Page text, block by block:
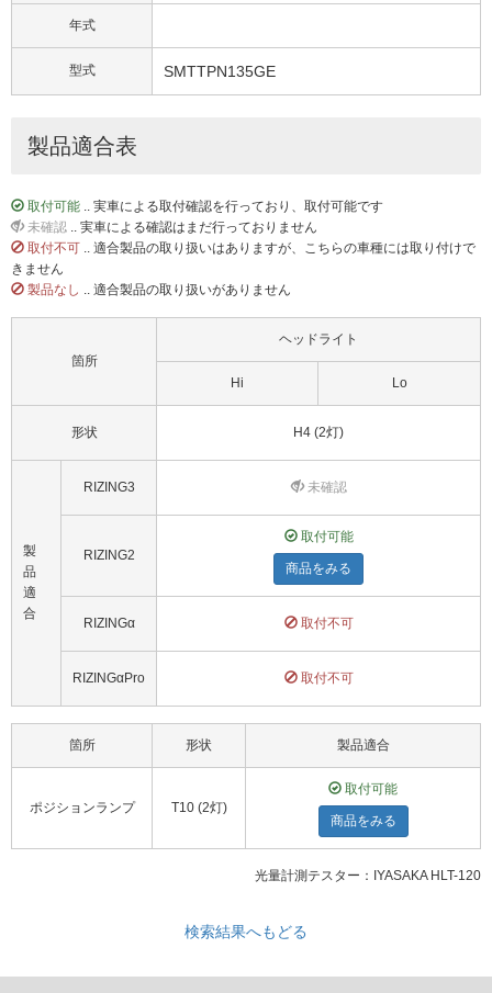
年式
型式 SMTTPN135GE
製品適合表
取付可能 .. 実車による取付確認を行っており、取付可能です
未確認 .. 実車による確認はまだ行っておりません
取付不可 .. 適合製品の取り扱いはありますが、こちらの車種には取り付けで
きません
製品なし .. 適合製品の取り扱いがありません
箇所
ヘッドライト
Hi Lo
形状 H4 (2灯)
製
品
適
合
RIZING3 未確認
RIZING2
取付可能
商品をみる
RIZINGα 取付不可
RIZINGαPro 取付不可
箇所 形状 製品適合
ポジションランプ T10 (2灯)
取付可能
商品をみる
光量計測テスター：IYASAKA HLT-120
検索結果へもどる